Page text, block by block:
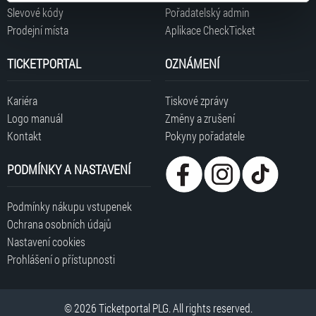
typy cookies používáme, naleznete níže. Možnosti
zpracování upravíte zaškrtnutím příslušné varianty. Svoji
volbu můžete kdykoliv změnit v zápatí stránky v záložce
„Cookies a jejich nastavení“.
Slevové kódy
Prodejní místa
Pořadatelský admin
Aplikace CheckTicket
TICKETPORTAL
Kariéra
Logo manuál
Kontakt
OZNÁMENÍ
Tiskové zprávy
Změny a zrušení
Pokyny pořadatele
PODMÍNKY A NASTAVENÍ
Podmínky nákupu vstupenek
Ochrana osobních údajů
Nastavení cookies
Prohlášení o přístupnosti
© 2026 Ticketportal PLG. All rights reserved.